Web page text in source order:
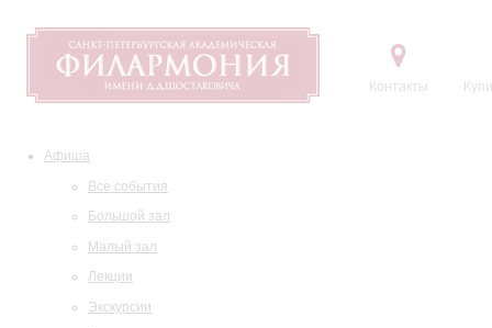
Контакты
Афиша
Все события
Большой зал
Малый зал
Лекции
Экскурсии